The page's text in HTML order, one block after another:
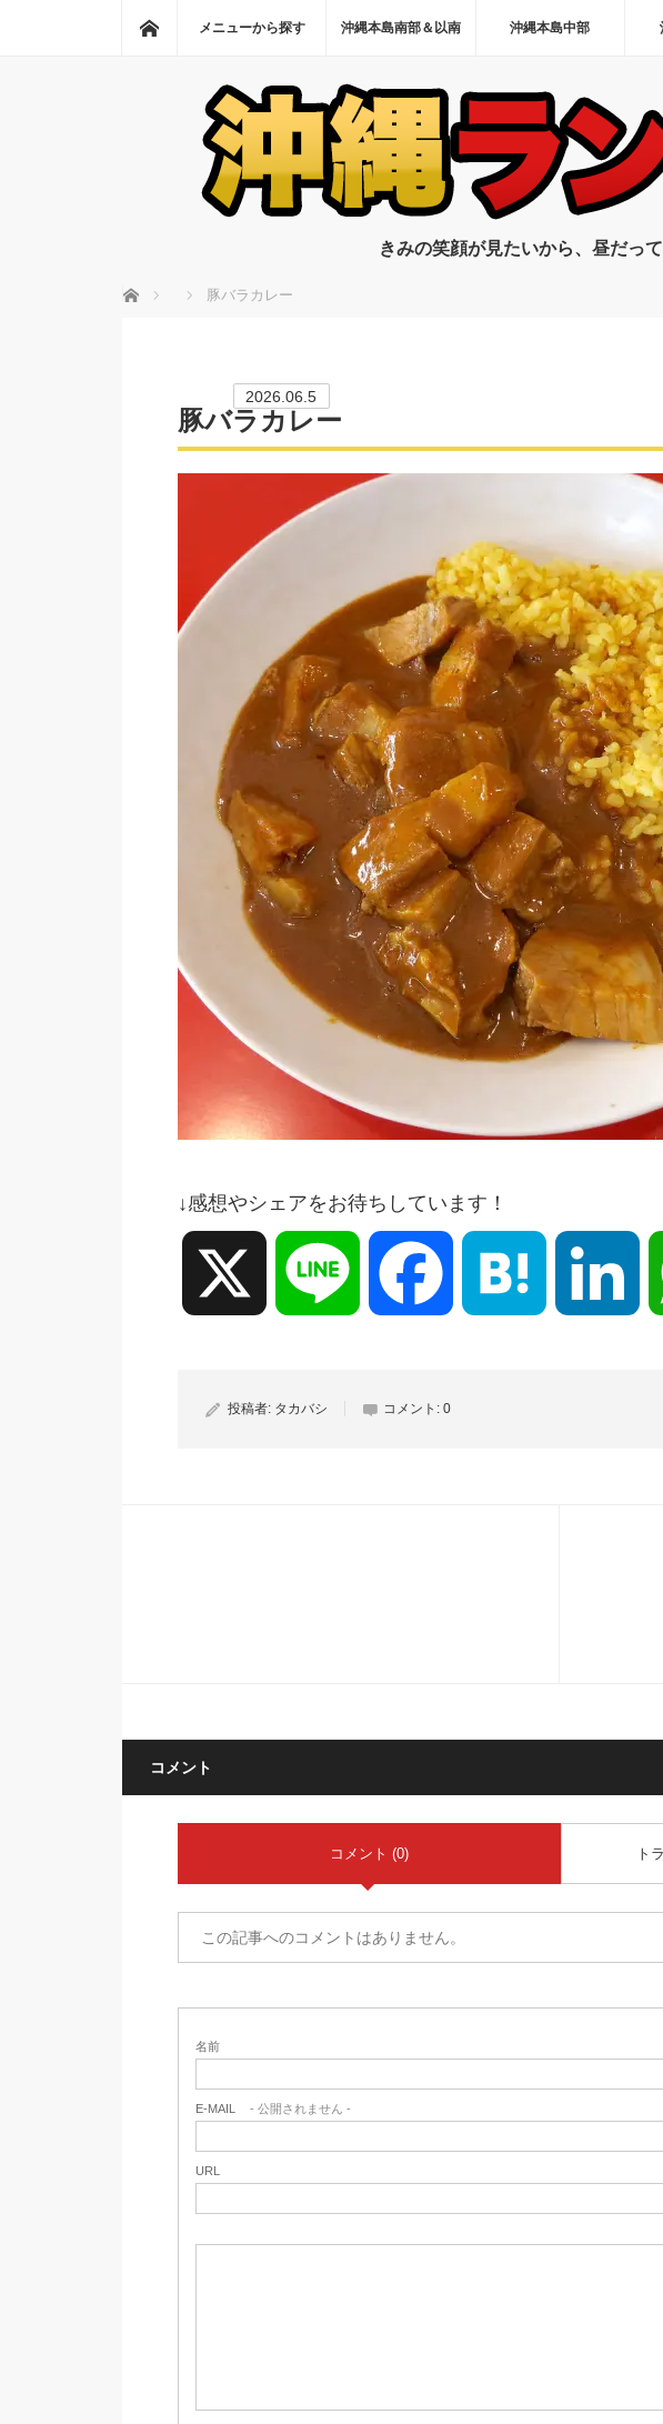
ホーム
メニューから探す 沖縄本島南部＆以南 沖縄本島中部
きみの笑顔が見たいから、昼だっ
ホーム 豚バラカレー
2026.06.5
豚バラカレー
↓感想やシェアをお待ちしています！
Line Facebook Hatena
投稿者: タカバシ コメント: 0
コメント
コメント (0) ト
この記事へのコメントはありません。
名前
E-MAIL - 公開されません -
URL